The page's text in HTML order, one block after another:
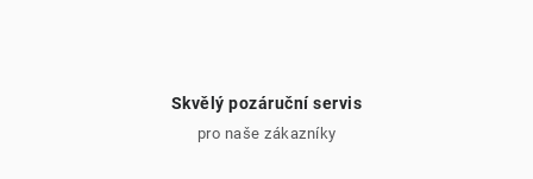
Skvělý pozáruční servis
pro naše zákazníky